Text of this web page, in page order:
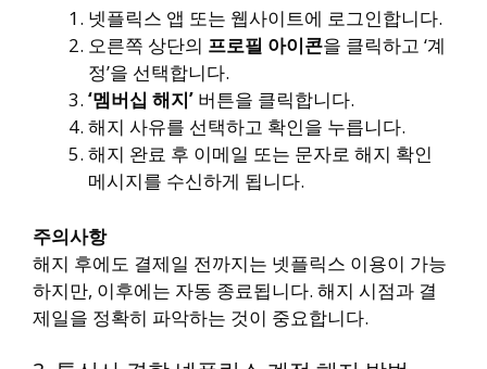
넷플릭스 앱 또는 웹사이트에 로그인합니다.
오른쪽 상단의 프로필 아이콘을 클릭하고 ‘계
정’을 선택합니다.
‘멤버십 해지’ 버튼을 클릭합니다.
해지 사유를 선택하고 확인을 누릅니다.
해지 완료 후 이메일 또는 문자로 해지 확인
메시지를 수신하게 됩니다.
주의사항
해지 후에도 결제일 전까지는 넷플릭스 이용이 가능
하지만, 이후에는 자동 종료됩니다. 해지 시점과 결
제일을 정확히 파악하는 것이 중요합니다.